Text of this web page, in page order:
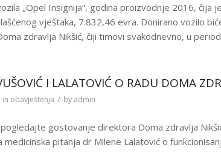
„Opel Insignija“, godina proizvodnje 2016, čija
vještaka, 7.832,46 evra. Donirano vozilo
zdravlja Nikšić, čiji timovi svakodnevno, u
I LALATOVIĆ O RADU DOMA
in obavještenja / by admin
gostovanje direktora Doma zdravlja
medicinska pitanja dr Milene Lalatović o